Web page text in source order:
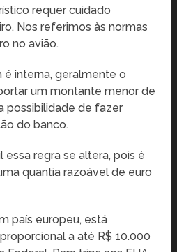
requer cuidado
Nos referimos às normas
no avião.
é interna, geralmente o
um montante menor de
possibilidade de fazer
do banco.
essa regra se altera, pois é
quantia razoável de euro
país europeu, está
a até R$ 10.000